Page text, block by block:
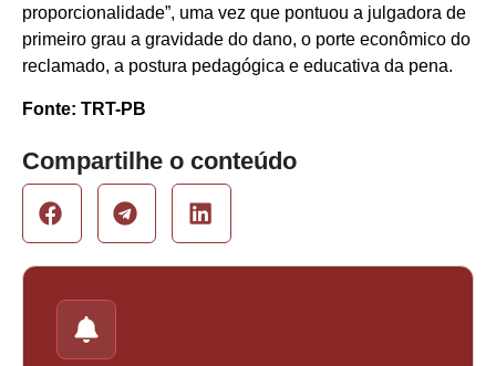
proporcionalidade”, uma vez que pontuou a julgadora de
primeiro grau a gravidade do dano, o porte econômico do
reclamado, a postura pedagógica e educativa da pena.
Fonte: TRT-PB
Compartilhe o conteúdo